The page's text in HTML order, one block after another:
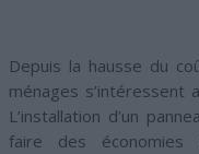
Depuis la hausse du
ménages s’intéressent
L’installation d’un
faire des économies